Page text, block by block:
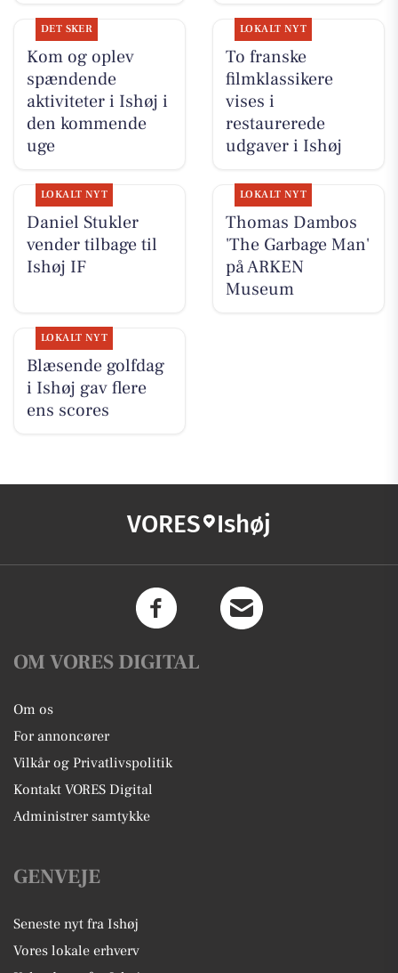
DET SKER
Kom og oplev
spændende
aktiviteter i Ishøj i
den kommende
uge
LOKALT NYT
To franske
filmklassikere
vises i
restaurerede
udgaver i Ishøj
LOKALT NYT
Daniel Stukler
vender tilbage til
Ishøj IF
LOKALT NYT
Thomas Dambos
'The Garbage Man'
på ARKEN
Museum
LOKALT NYT
Blæsende golfdag
i Ishøj gav flere
ens scores
VORES Ishøj
OM VORES DIGITAL
Om os
For annoncører
Vilkår og Privatlivspolitik
Kontakt VORES Digital
Administrer samtykke
GENVEJE
Seneste nyt fra Ishøj
Vores lokale erhverv